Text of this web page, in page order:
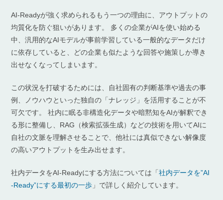
AI-Readyが強く求められるもう一つの理由に、アウトプットの
均質化を防ぐ狙いがあります。 多くの企業がAIを使い始める
中、汎用的なAIモデルが事前学習している一般的なデータだけ
に依存していると、どの企業も似たような回答や施策しか導き
出せなくなってしまいます。
この状況を打破するためには、自社固有の判断基準や過去の事
例、ノウハウといった独自の「ナレッジ」を活用することが不
可欠です。 社内に眠る非構造化データや暗黙知をAIが解釈でき
る形に整備し、RAG（検索拡張生成）などの技術を用いてAIに
自社の文脈を理解させることで、他社には真似できない解像度
の高いアウトプットを生み出せます。
社内データをAI-Readyにする方法については「社内データを”AI
-Ready”にする最初の一歩 」で詳しく紹介しています。